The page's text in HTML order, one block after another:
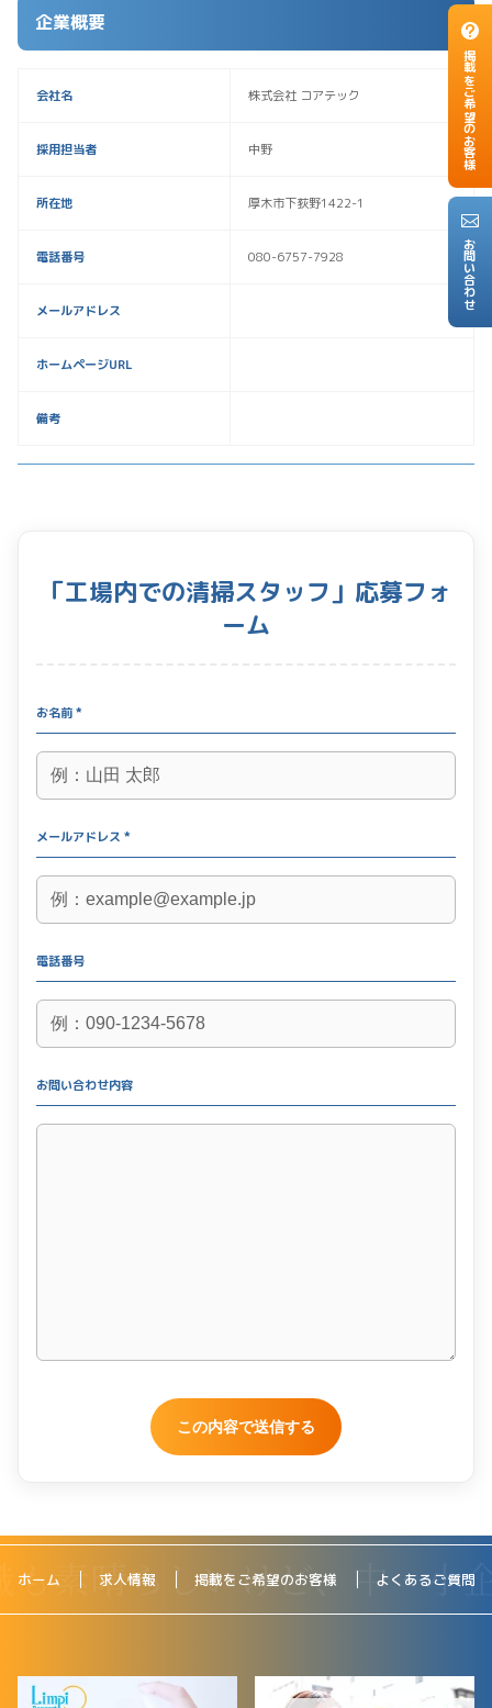
掲載をご希望のお客様
お問い合わせ
企業概要
会社名 株式会社 コアテック
採用担当者 中野
所在地 厚木市下荻野1422-1
電話番号 080-6757-7928
メールアドレス
ホームページURL
備考
「工場内での清掃スタッフ」応募フォ
ーム
お名前 *
メールアドレス *
電話番号
お問い合わせ内容
ホーム 求人情報 掲載をご希望のお客様 よくあるご質問